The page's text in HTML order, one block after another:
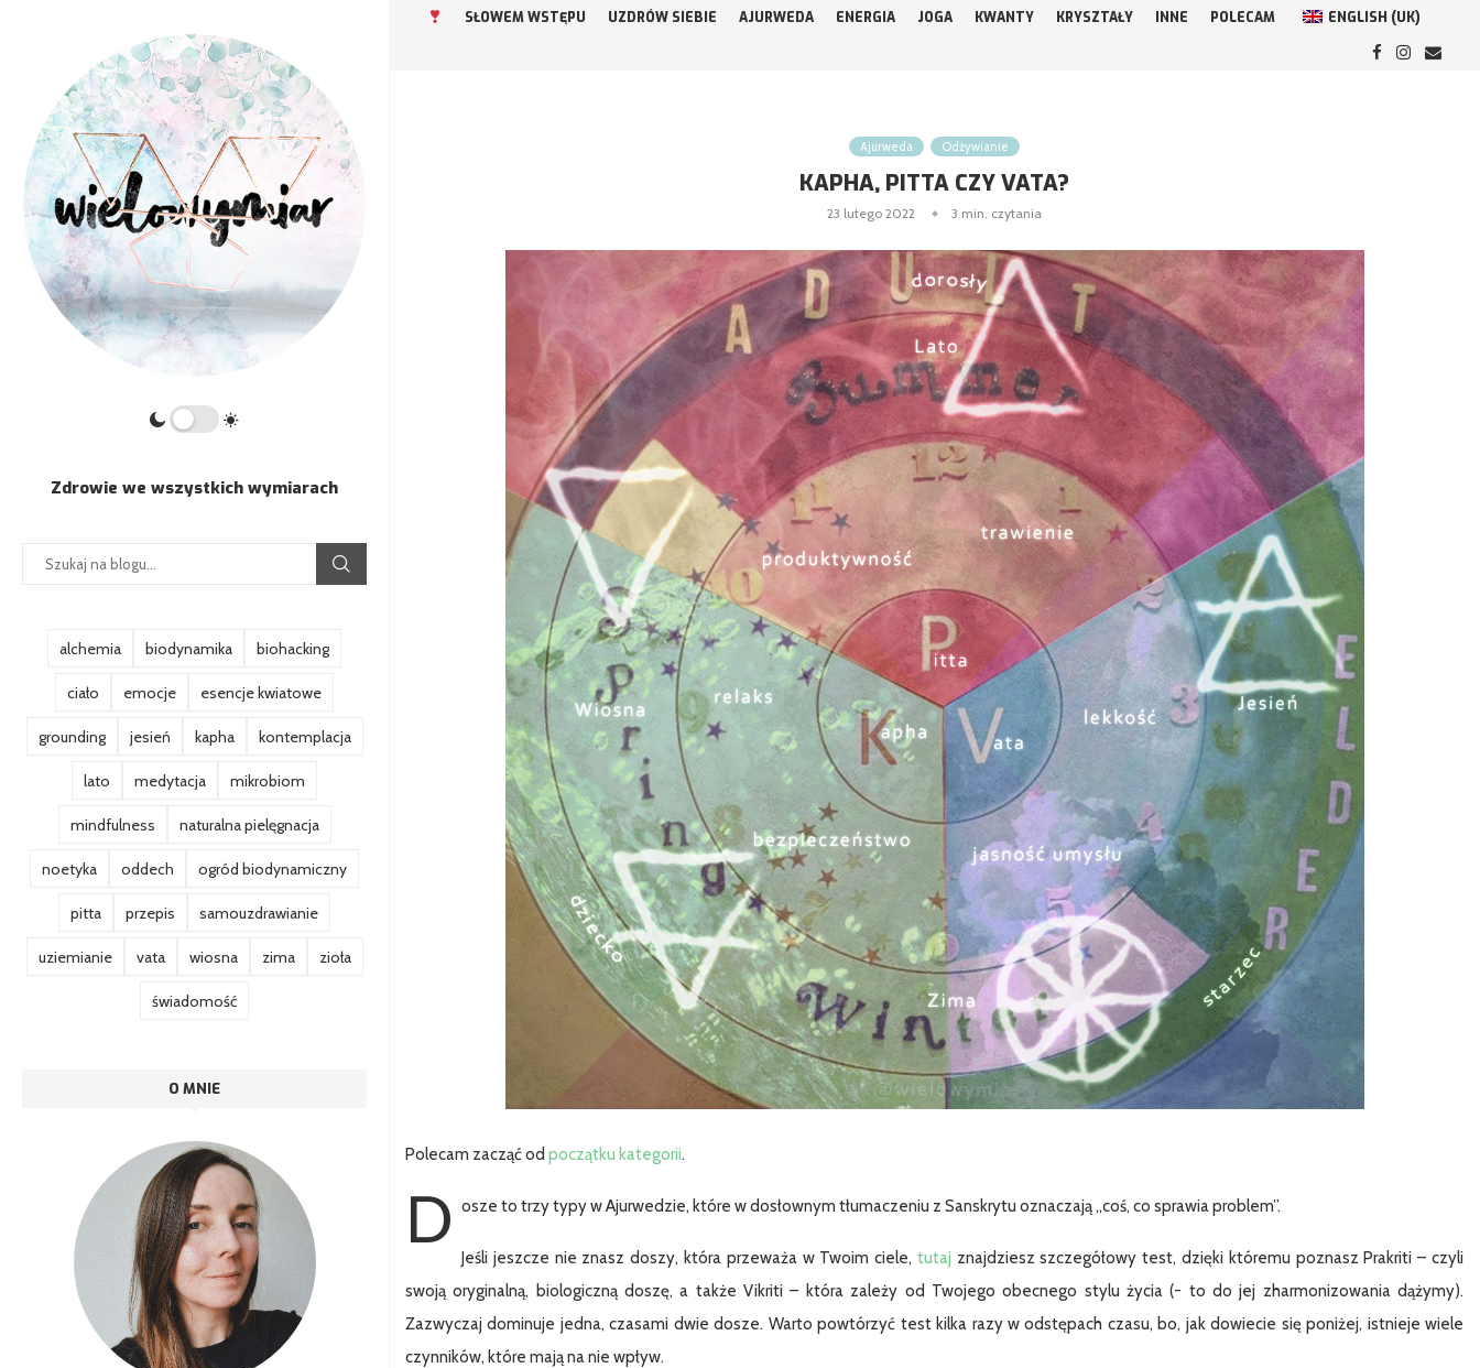
Zdrowie we wszystkich wymiarach
alchemia biodynamika biohacking
ciało emocje esencje kwiatowe
grounding jesień kapha kontemplacja
lato medytacja mikrobiom
mindfulness naturalna pielęgnacja
noetyka oddech ogród biodynamiczny
pitta przepis samouzdrawianie
uziemianie vata wiosna zima zioła
świadomość
O MNIE
SŁOWEM WSTĘPU UZDRÓW SIEBIE AJURWEDA ENERGIA JOGA KWANTY KRYSZTAŁY INNE POLECAM ENGLISH (UK)
Ajurweda Odżywianie
KAPHA, PITTA CZY VATA?
23 lutego 2022 3 min. czytania
Polecam zacząć od początku kategorii.
D osze to trzy typy w Ajurwedzie, które w dosłownym tłumaczeniu z Sanskrytu oznaczają „coś, co sprawia problem”.
Jeśli jeszcze nie znasz doszy, która przeważa w Twoim ciele, tutaj znajdziesz szczegółowy test, dzięki któremu poznasz Prakriti – czyli
swoją oryginalną, biologiczną doszę, a także Vikriti – która zależy od Twojego obecnego stylu życia (- to do jej zharmonizowania dążymy).
Zazwyczaj dominuje jedna, czasami dwie dosze. Warto powtórzyć test kilka razy w odstępach czasu, bo, jak dowiecie się poniżej, istnieje wiele
czynników, które mają na nie wpływ.